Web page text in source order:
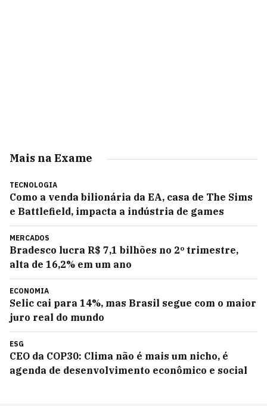
Mais na Exame
TECNOLOGIA
Como a venda bilionária da EA, casa de The Sims
e Battlefield, impacta a indústria de games
MERCADOS
Bradesco lucra R$ 7,1 bilhões no 2º trimestre,
alta de 16,2% em um ano
ECONOMIA
Selic cai para 14%, mas Brasil segue com o maior
juro real do mundo
ESG
CEO da COP30: Clima não é mais um nicho, é
agenda de desenvolvimento econômico e social